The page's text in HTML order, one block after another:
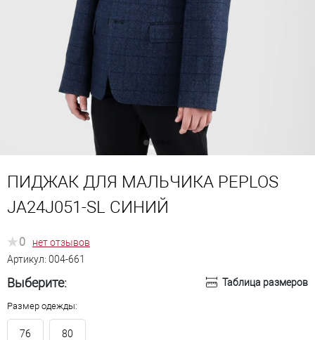
ПИДЖАК ДЛЯ МАЛЬЧИКА PEPLOS
JA24J051-SL СИНИЙ
0
нет отзывов
Артикул: 004-661
Выберите: Таблица размеров
Размер одежды:
76 80